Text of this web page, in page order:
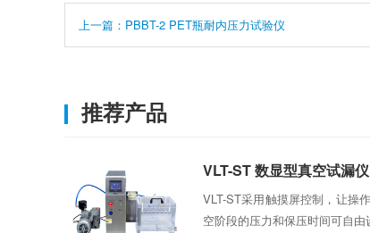
上一篇：PBBT-2 PET瓶耐内压力试验仪
推荐产品
VLT-ST 数显型真空试漏仪
VLT-ST采用触摸屏控制，让操
空阶段的压力和保压时间可自